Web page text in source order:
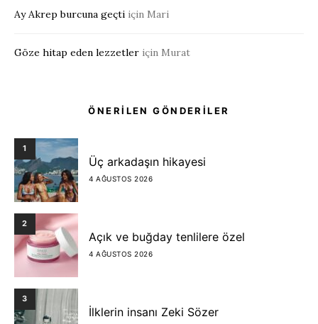
Ay Akrep burcuna geçti için Mari
Göze hitap eden lezzetler için Murat
ÖNERİLEN GÖNDERİLER
1
Üç arkadaşın hikayesi
4 AĞUSTOS 2026
2
Açık ve buğday tenlilere özel
4 AĞUSTOS 2026
3
İlklerin insanı Zeki Sözer